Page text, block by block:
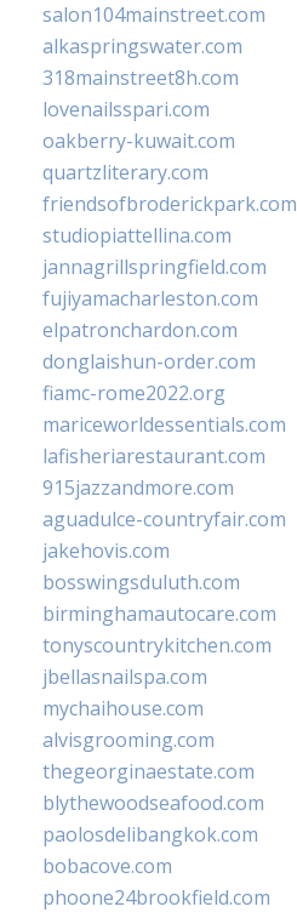
salon104mainstreet.com
alkaspringswater.com
318mainstreet8h.com
lovenailsspari.com
oakberry-kuwait.com
quartzliterary.com
friendsofbroderickpark.com
studiopiattellina.com
jannagrillspringfield.com
fujiyamacharleston.com
elpatronchardon.com
donglaishun-order.com
fiamc-rome2022.org
mariceworldessentials.com
lafisheriarestaurant.com
915jazzandmore.com
aguadulce-countryfair.com
jakehovis.com
bosswingsduluth.com
birminghamautocare.com
tonyscountrykitchen.com
jbellasnailspa.com
mychaihouse.com
alvisgrooming.com
thegeorginaestate.com
blythewoodseafood.com
paolosdelibangkok.com
bobacove.com
phoone24brookfield.com